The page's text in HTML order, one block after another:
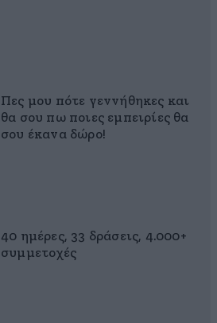
Πες μου πότε γεννήθηκες και
θα σου πω ποιες εμπειρίες θα
σου έκανα δώρο!
40 ημέρες, 33 δράσεις, 4.000+
συμμετοχές